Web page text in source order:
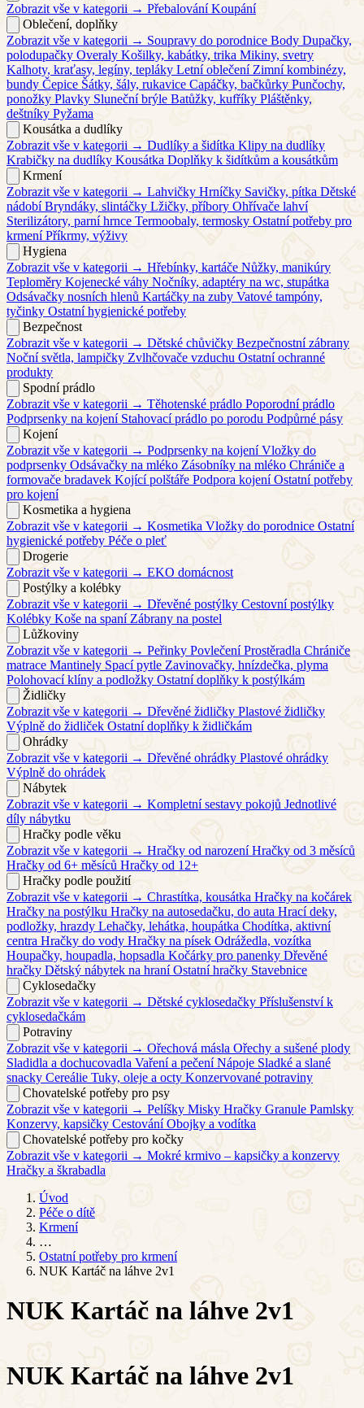
Zobrazit vše v kategorii → Přebalování Koupání
Oblečení, doplňky
Zobrazit vše v kategorii → Soupravy do porodnice Body Dupačky,
polodupačky Overaly Košilky, kabátky, trika Mikiny, svetry
Kalhoty, kraťasy, legíny, tepláky Letní oblečení Zimní kombinézy,
bundy Čepice Šátky, šály, rukavice Capáčky, bačkůrky Punčochy,
ponožky Plavky Sluneční brýle Batůžky, kufříky Pláštěnky,
deštníky Pyžama
Kousátka a dudlíky
Zobrazit vše v kategorii → Dudlíky a šidítka Klipy na dudlíky
Krabičky na dudlíky Kousátka Doplňky k šidítkům a kousátkům
Krmení
Zobrazit vše v kategorii → Lahvičky Hrníčky Savičky, pítka Dětské
nádobí Bryndáky, slintáčky Lžičky, příbory Ohřívače lahví
Sterilizátory, parní hrnce Termoobaly, termosky Ostatní potřeby pro
krmení Příkrmy, výživy
Hygiena
Zobrazit vše v kategorii → Hřebínky, kartáče Nůžky, manikúry
Teploměry Kojenecké váhy Nočníky, adaptéry na wc, stupátka
Odsávačky nosních hlenů Kartáčky na zuby Vatové tampóny,
tyčinky Ostatní hygienické potřeby
Bezpečnost
Zobrazit vše v kategorii → Dětské chůvičky Bezpečnostní zábrany
Noční světla, lampičky Zvlhčovače vzduchu Ostatní ochranné
produkty
Spodní prádlo
Zobrazit vše v kategorii → Těhotenské prádlo Poporodní prádlo
Podprsenky na kojení Stahovací prádlo po porodu Podpůrné pásy
Kojení
Zobrazit vše v kategorii → Podprsenky na kojení Vložky do
podprsenky Odsávačky na mléko Zásobníky na mléko Chrániče a
formovače bradavek Kojící polštáře Podpora kojení Ostatní potřeby
pro kojení
Kosmetika a hygiena
Zobrazit vše v kategorii → Kosmetika Vložky do porodnice Ostatní
hygienické potřeby Péče o pleť
Drogerie
Zobrazit vše v kategorii → EKO domácnost
Postýlky a kolébky
Zobrazit vše v kategorii → Dřevěné postýlky Cestovní postýlky
Kolébky Koše na spaní Zábrany na postel
Lůžkoviny
Zobrazit vše v kategorii → Peřinky Povlečení Prostěradla Chrániče
matrace Mantinely Spací pytle Zavinovačky, hnízdečka, plyma
Polohovací klíny a podložky Ostatní doplňky k postýlkám
Židličky
Zobrazit vše v kategorii → Dřevěné židličky Plastové židličky
Výplně do židliček Ostatní doplňky k židličkám
Ohrádky
Zobrazit vše v kategorii → Dřevěné ohrádky Plastové ohrádky
Výplně do ohrádek
Nábytek
Zobrazit vše v kategorii → Kompletní sestavy pokojů Jednotlivé
díly nábytku
Hračky podle věku
Zobrazit vše v kategorii → Hračky od narození Hračky od 3 měsíců
Hračky od 6+ měsíců Hračky od 12+
Hračky podle použití
Zobrazit vše v kategorii → Chrastítka, kousátka Hračky na kočárek
Hračky na postýlku Hračky na autosedačku, do auta Hrací deky,
podložky, hrazdy Lehačky, lehátka, houpátka Chodítka, aktivní
centra Hračky do vody Hračky na písek Odrážedla, vozítka
Houpačky, houpadla, hopsadla Kočárky pro panenky Dřevěné
hračky Dětský nábytek na hraní Ostatní hračky Stavebnice
Cyklosedačky
Zobrazit vše v kategorii → Dětské cyklosedačky Příslušenství k
cyklosedačkám
Potraviny
Zobrazit vše v kategorii → Ořechová másla Ořechy a sušené plody
Sladidla a dochucovadla Vaření a pečení Nápoje Sladké a slané
snacky Cereálie Tuky, oleje a octy Konzervované potraviny
Chovatelské potřeby pro psy
Zobrazit vše v kategorii → Pelíšky Misky Hračky Granule Pamlsky
Konzervy, kapsičky Cestování Obojky a vodítka
Chovatelské potřeby pro kočky
Zobrazit vše v kategorii → Mokré krmivo – kapsičky a konzervy
Hračky a škrabadla
Úvod
Péče o dítě
Krmení
…
Ostatní potřeby pro krmení
NUK Kartáč na láhve 2v1
NUK Kartáč na láhve 2v1
NUK Kartáč na láhve 2v1